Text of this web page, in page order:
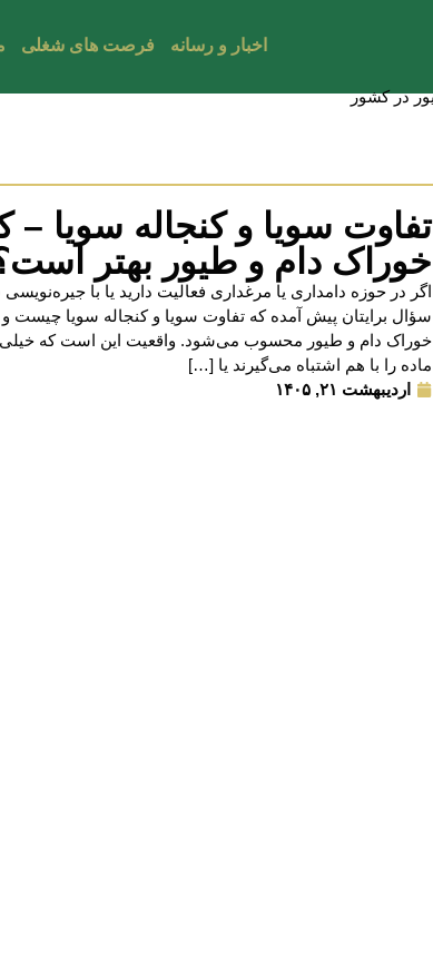
اخبار و رسانه فرصت های شغلی
تفاوت سویا و کنجاله سویا –
خوراک دام و طیور بهتر
اگر در حوزه دامداری یا مرغداری فعالیت دارید یا با جیره‌نویسی
سؤال برایتان پیش آمده که تفاوت سویا و کنجاله سویا چیست و
خوراک دام و طیور محسوب می‌شود. واقعیت این است که خیلی
ماده را با هم اشتباه می‌گیرند یا […]
اردیبهشت ۲۱, ۱۴۰۵